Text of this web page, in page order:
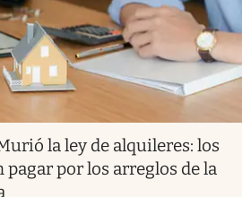
la ley de alquileres: los
por los arreglos de la